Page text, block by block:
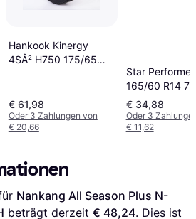
Hankook Kinergy
4SÂ² H750 175/65
€ 61,98
Oder 3 Zahlungen von
€ 20,66
Star
165/60 R14
€ 34,88
Oder 3
€ 11,62
Nankang All Season Plus N-
beträgt derzeit € 48,24. Dies ist